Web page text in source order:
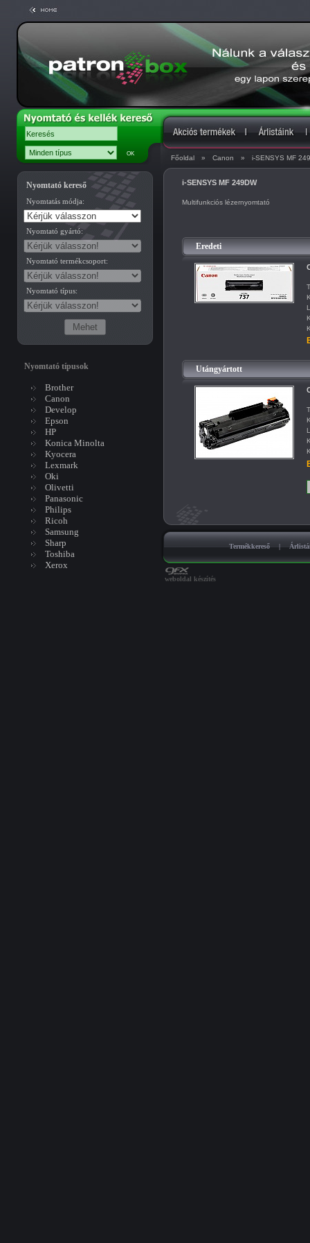
Főoldal » Canon » i-SENSYS MF
Nyomtató kereső
Nyomtatás módja:
Nyomtató gyártó:
Nyomtató termékcsoport:
Nyomtató típus:
Nyomtató típusok
Brother
Canon
Develop
Epson
HP
Konica Minolta
Kyocera
Lexmark
Oki
Olivetti
Panasonic
Philips
Ricoh
Samsung
Sharp
Toshiba
Xerox
i-SENSYS MF 249DW
Multifunkciós lézernyomtató
Eredeti
Utángyártott
Termékkereső |
weboldal készítés